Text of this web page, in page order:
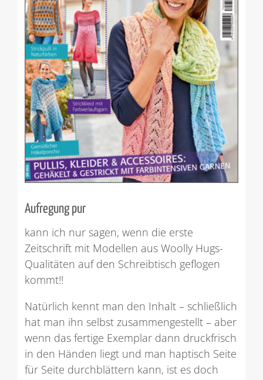
Aufregung pur
kann ich nur sagen, wenn die erste
Zeitschrift mit Modellen aus Woolly Hugs-
Qualitäten auf den Schreibtisch geflogen
kommt!!
Natürlich kennt man den Inhalt – schließlich
hat man ihn selbst zusammengestellt – aber
wenn das fertige Exemplar dann druckfrisch
in den Händen liegt und man haptisch Seite
für Seite durchblättern kann, ist es doch